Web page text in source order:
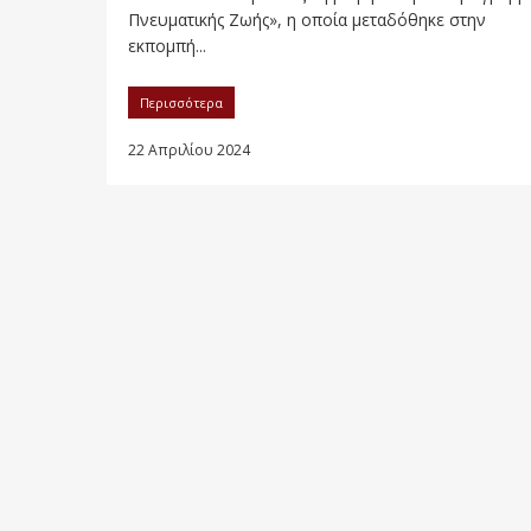
Πνευματικής Ζωής», η οποία μεταδόθηκε στην
εκπομπή...
Περισσότερα
22 Απριλίου 2024